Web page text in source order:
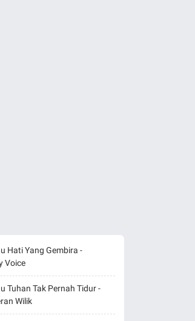
Hati Yang Gembira -
Voice
Tuhan Tak Pernah Tidur -
Wilik